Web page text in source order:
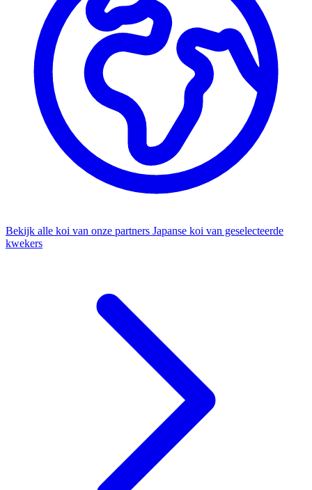
Bekijk alle koi van onze partners Japanse koi van geselecteerde
kwekers